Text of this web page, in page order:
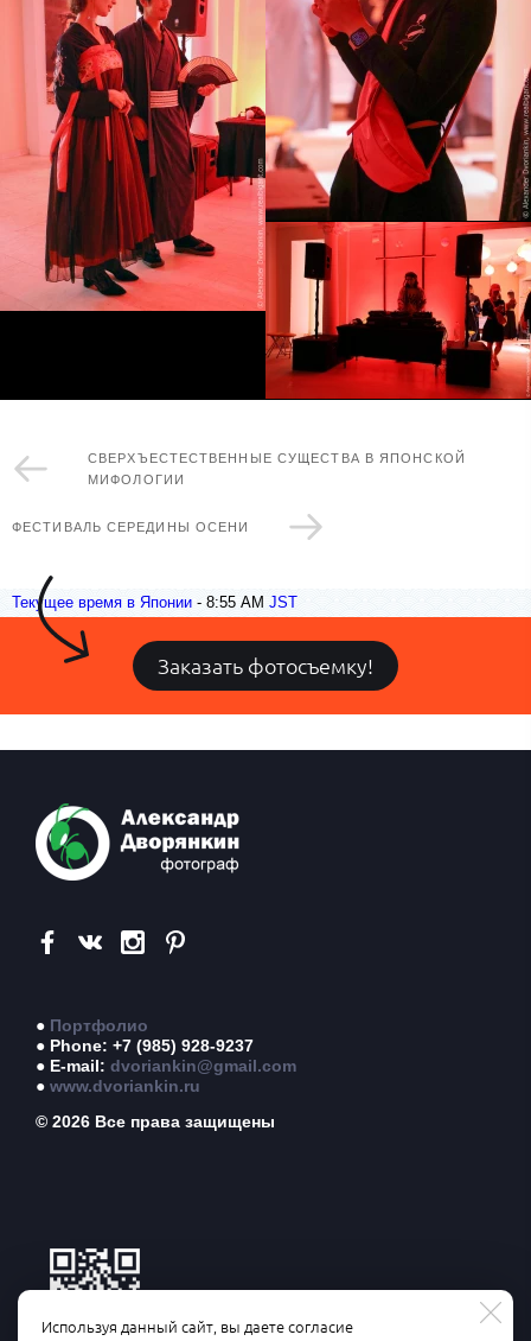
СВЕРХЪЕСТЕСТВЕННЫЕ СУЩЕСТВА В ЯПОНСКОЙ
МИФОЛОГИИ
ФЕСТИВАЛЬ СЕРЕДИНЫ ОСЕНИ
Текущее время в Японии - 8:55 AM JST
Заказать фотосъемку!
● Портфолио
● Phone: +7 (985) 928-9237
● E-mail: dvoriankin@gmail.com
● www.dvoriankin.ru
© 2026 Все права защищены
Используя данный сайт, вы даете согласие